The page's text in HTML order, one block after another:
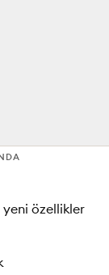
özellikler